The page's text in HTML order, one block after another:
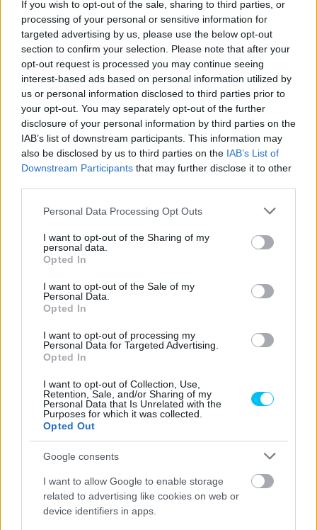
If you wish to opt-out of the sale, sharing to third parties, or
processing of your personal or sensitive information for
targeted advertising by us, please use the below opt-out
section to confirm your selection. Please note that after your
opt-out request is processed you may continue seeing
interest-based ads based on personal information utilized by
us or personal information disclosed to third parties prior to
your opt-out. You may separately opt-out of the further
disclosure of your personal information by third parties on the
IAB’s list of downstream participants. This information may
also be disclosed by us to third parties on the IAB’s List of
Downstream Participants that may further disclose it to other
Please note that this website/app uses one or more Google
not limited to your visit or usage behaviour. You may click to
grant or deny consent to Google and its third-party tags to
use your data for below specified purposes in below Google
consent section.
Personal Data Processing Opt Outs
I want to opt-out of the Sharing of my
personal data.
Opted In
I want to opt-out of the Sale of my
Personal Data.
Opted In
I want to opt-out of processing my
Personal Data for Targeted Advertising.
Opted In
I want to opt-out of Collection, Use,
Retention, Sale, and/or Sharing of my
Personal Data that Is Unrelated with the
Purposes for which it was collected.
Opted Out
Google consents
I want to allow Google to enable storage
related to advertising like cookies on web or
device identifiers in apps.
Szántó Dávid - 2025. 07. 27.
Supersport
szülinapos kihívóját
Pestality Máté - 2025. 07. 26.
Supersport
Mozgásképtelen karja miatt hosszú
pihenőre kényszerül a török versenyző
Dányi Gyöngyi - 2023. 05. 22.